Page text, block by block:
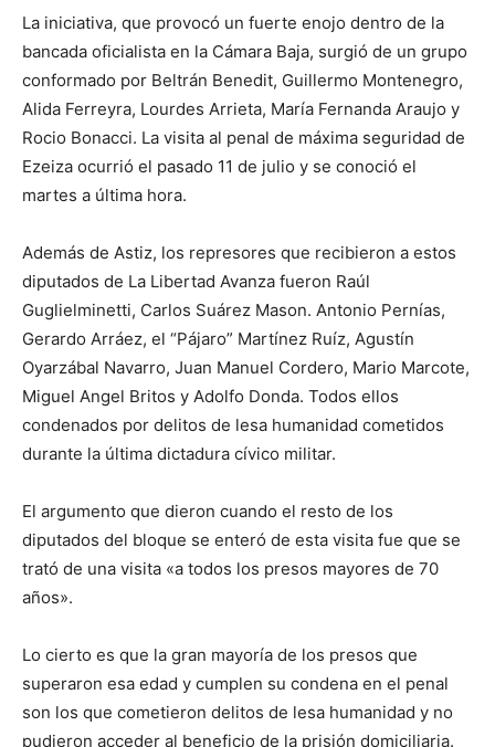
La iniciativa, que provocó un fuerte enojo dentro de la
bancada oficialista en la Cámara Baja, surgió de un grupo
conformado por Beltrán Benedit, Guillermo Montenegro,
Alida Ferreyra, Lourdes Arrieta, María Fernanda Araujo y
Rocio Bonacci. La visita al penal de máxima seguridad de
Ezeiza ocurrió el pasado 11 de julio y se conoció el
martes a última hora.
Además de Astiz, los represores que recibieron a estos
diputados de La Libertad Avanza fueron Raúl
Guglielminetti, Carlos Suárez Mason. Antonio Pernías,
Gerardo Arráez, el “Pájaro” Martínez Ruíz, Agustín
Oyarzábal Navarro, Juan Manuel Cordero, Mario Marcote,
Miguel Angel Britos y Adolfo Donda. Todos ellos
condenados por delitos de lesa humanidad cometidos
durante la última dictadura cívico militar.
El argumento que dieron cuando el resto de los
diputados del bloque se enteró de esta visita fue que se
trató de una visita «a todos los presos mayores de 70
años».
Lo cierto es que la gran mayoría de los presos que
superaron esa edad y cumplen su condena en el penal
son los que cometieron delitos de lesa humanidad y no
pudieron acceder al beneficio de la prisión domiciliaria.